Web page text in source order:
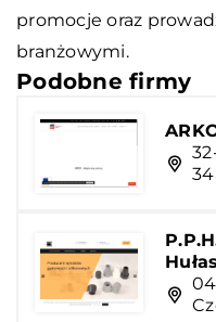
promocje oraz
branżowymi.
Podobne firmy
Hułas